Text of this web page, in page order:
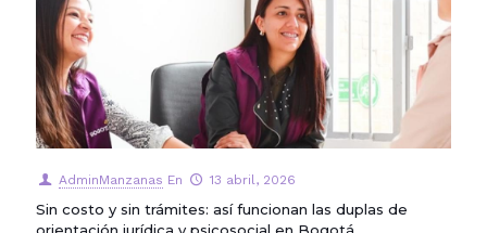
AdminManzanas En 13 abril, 2026
Sin costo y sin trámites: así funcionan las duplas de